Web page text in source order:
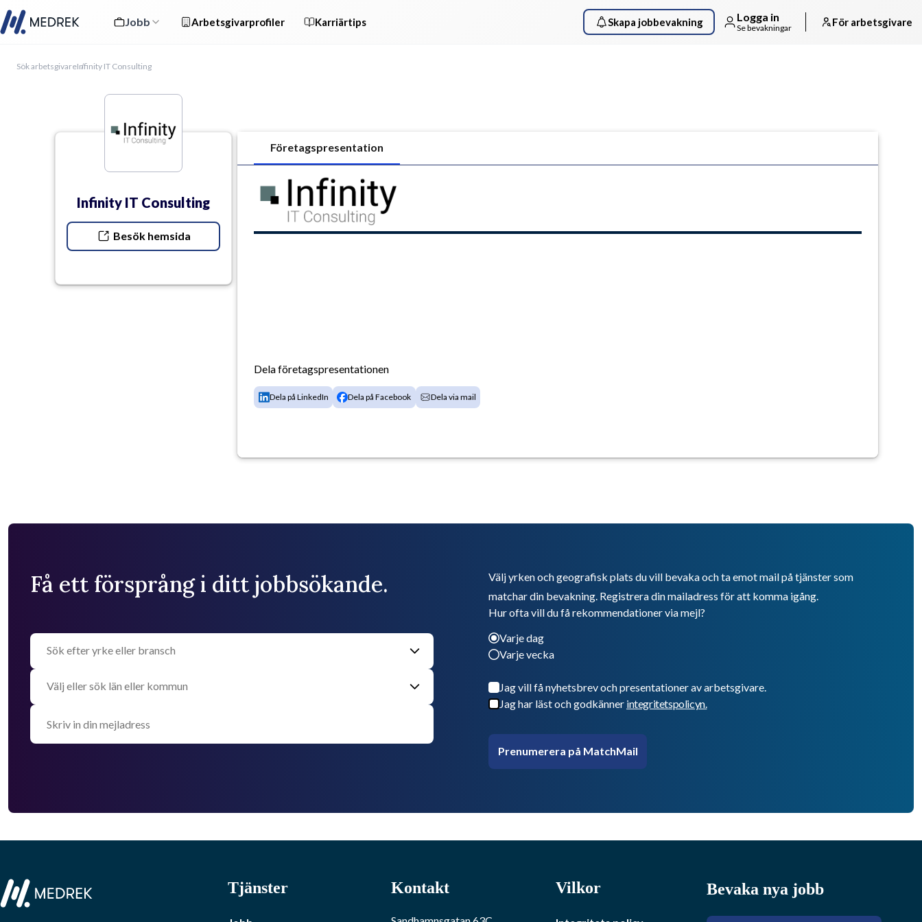
Jobb Arbetsgivarprofiler Karriärtips Skapa jobbevakning Logga in
Se bevakningar För arbetsgivare
Sök arbetsgivareInfinity IT Consulting
Infinity IT Consulting
Besök hemsida
Företagspresentation
Dela företagspresentationen
Dela på LinkedIn Dela på Facebook Dela via mail
Få ett försprång i ditt jobbsökande.
Välj yrken och geografisk plats du vill bevaka och ta emot mail på tjänster som
matchar din bevakning. Registrera din mailadress för att komma igång.
Hur ofta vill du få rekommendationer via mejl?
Varje dag
Varje vecka
Jag vill få nyhetsbrev och presentationer av arbetsgivare.
Jag har läst och godkänner integritetspolicyn.
Prenumerera på MatchMail
Tjänster Kontakt Vilkor Bevaka nya jobb